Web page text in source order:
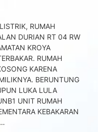
RUMAH
DURIAN RT 04 RW
KROYA
RUMAH
KARENA
BERUNTUNG
LUKA LULA
UNIT RUMAH
KEBAKARAN